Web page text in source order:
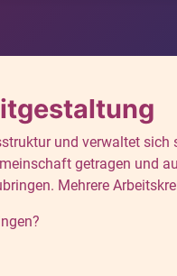
und verwaltet sich
getragen und
Mehrere